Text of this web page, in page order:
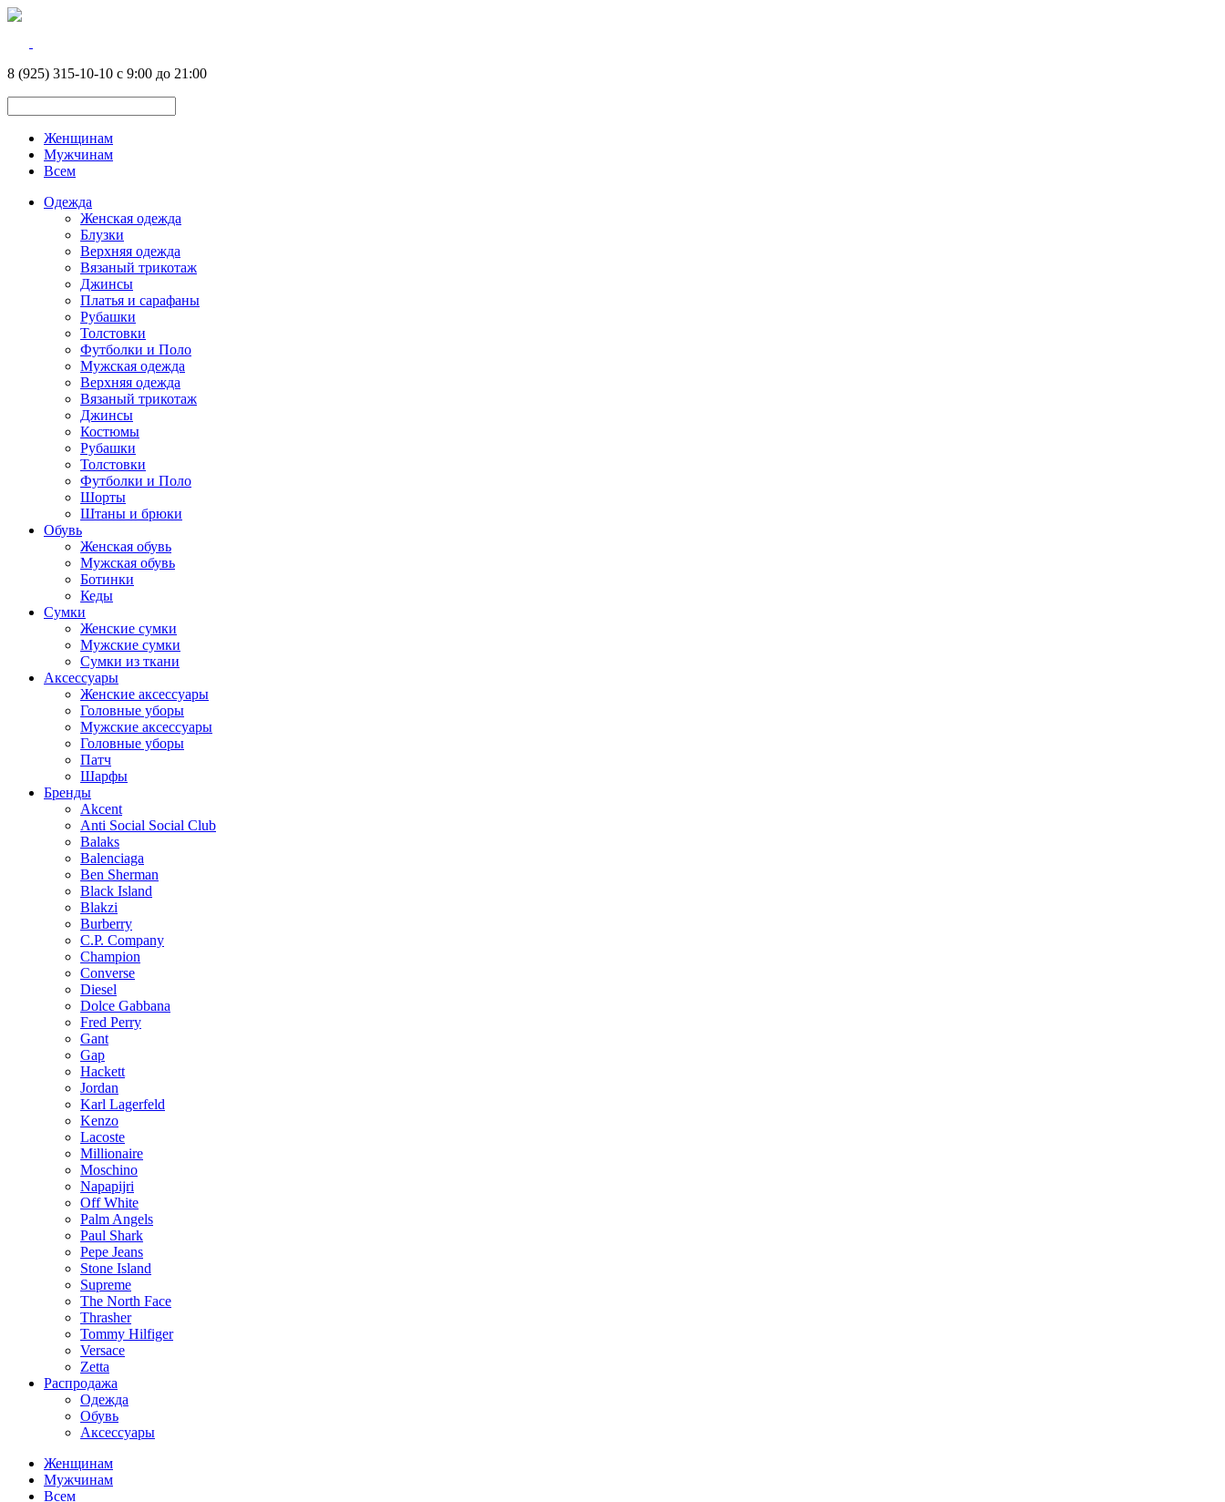
8 (925) 315-10-10 с 9:00 до 21:00
Женщинам
Мужчинам
Всем
Одежда
Женская одежда
Блузки
Верхняя одежда
Вязаный трикотаж
Джинсы
Платья и сарафаны
Рубашки
Толстовки
Футболки и Поло
Мужская одежда
Верхняя одежда
Вязаный трикотаж
Джинсы
Костюмы
Рубашки
Толстовки
Футболки и Поло
Шорты
Штаны и брюки
Обувь
Женская обувь
Мужская обувь
Ботинки
Кеды
Сумки
Женские сумки
Мужские сумки
Сумки из ткани
Аксессуары
Женские аксессуары
Головные уборы
Мужские аксессуары
Головные уборы
Патч
Шарфы
Бренды
Akcent
Anti Social Social Club
Balaks
Balenciaga
Ben Sherman
Black Island
Blakzi
Burberry
C.P. Company
Champion
Converse
Diesel
Dolce Gabbana
Fred Perry
Gant
Gap
Hackett
Jordan
Karl Lagerfeld
Kenzo
Lacoste
Millionaire
Moschino
Napapijri
Off White
Palm Angels
Paul Shark
Pepe Jeans
Stone Island
Supreme
The North Face
Thrasher
Tommy Hilfiger
Versace
Zetta
Распродажа
Одежда
Обувь
Аксессуары
Женщинам
Мужчинам
Всем